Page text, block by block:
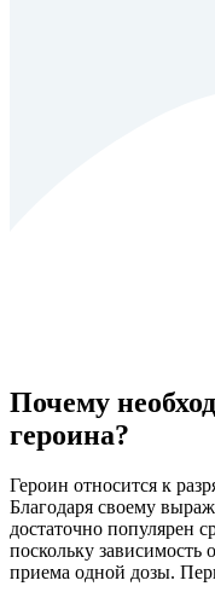
Почему
героина?
Героин относится к
Благодаря своему
достаточно популярен
поскольку зависимость
приема одной дозы.